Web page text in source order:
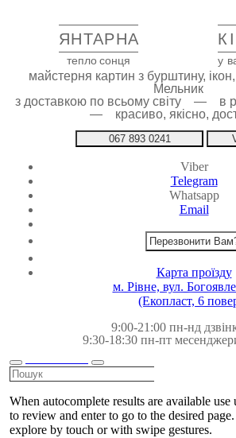
ЯНТАРНА
тепло сонця у
майстерня картин з бурштину, ікон,
Мельник
з доставкою по всьому світу — в
— красиво, якісно,
067 893 0241
Viber
Telegram
Whatsapp
Email
Перезвонити
Карта проїзду
м. Рівне, вул.
(Екопласт, 6
9:00-21:00 пн-нд
9:30-18:30 пн-пт
When autocomplete results are available
to review and enter to go to the desired
explore by touch or with swipe gestures.